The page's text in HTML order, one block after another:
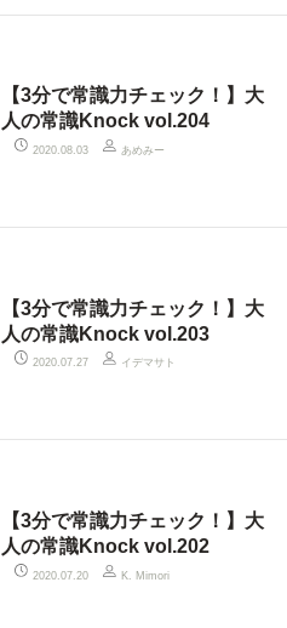
【3分で常識力チェック！】大
人の常識Knock vol.204
2020.08.03 あめみー
【3分で常識力チェック！】大
人の常識Knock vol.203
2020.07.27 イデマサト
【3分で常識力チェック！】大
人の常識Knock vol.202
2020.07.20 K. Mimori